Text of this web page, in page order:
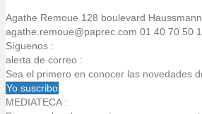
entradas
Agathe Remoue 128 boulevard Haussmann
agathe.remoue@paprec.com 01 40 70 50
Síguenos :
alerta de correo :
Sea el primero en conocer las novedades
Yo suscribo
MEDIATECA :